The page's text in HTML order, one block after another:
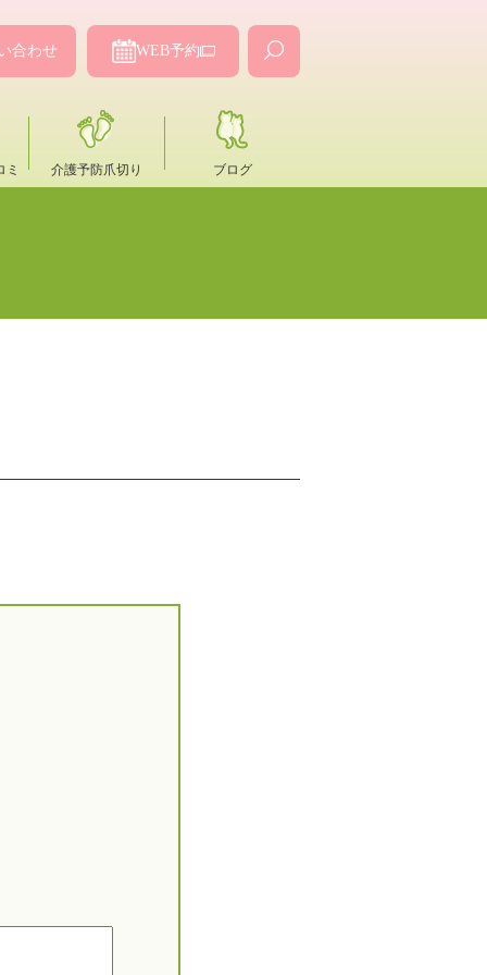
ミ 介護予防爪切り ブログ
合わせ WEB予約